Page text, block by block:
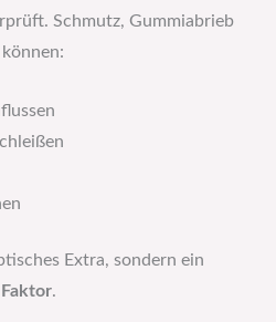
Schmutz, Gummiabrieb
Extra, sondern ein
.